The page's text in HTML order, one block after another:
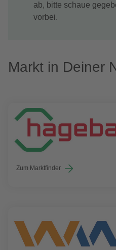
ab, bitte schaue
vorbei.
Markt in Deiner
Zum Marktfinder